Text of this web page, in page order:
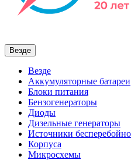
Везде
Везде
Аккумуляторные батареи
Блоки питания
Бензогенераторы
Диоды
Дизельные генераторы
Источники
Корпуса
Микросхемы